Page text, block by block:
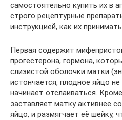
самостоятельно купить их в
строго рецептурные
инструкцией, как их
Первая содержит
прогестерона, гормона,
слизистой оболочки матки
истончается, плодное яйцо
начинает отслаиваться.
заставляет матку активнее
яйцо, и размягчает её шейку,